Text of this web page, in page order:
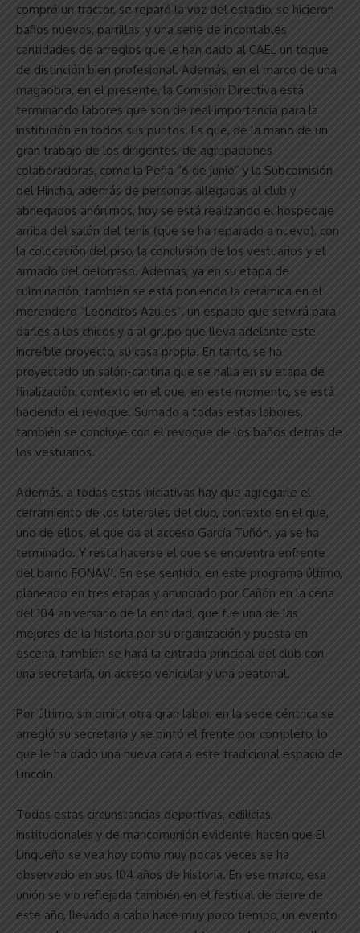
compró un tractor, se reparó la voz del estadio, se hicieron
baños nuevos, parrillas, y una serie de incontables
cantidades de arreglos que le han dado al CAEL un toque
de distinción bien profesional. Además, en el marco de una
magaobra, en el presente, la Comisión Directiva está
terminando labores que son de real importancia para la
institución en todos sus puntos. Es que, de la mano de un
gran trabajo de los dirigentes, de agrupaciones
colaboradoras, como la Peña “6 de junio” y la Subcomisión
del Hincha, además de personas allegadas al club y
abnegados anónimos, hoy se está realizando el hospedaje
arriba del salón del tenis (que se ha reparado a nuevo), con
la colocación del piso, la conclusión de los vestuarios y el
armado del cielorraso. Además, ya en su etapa de
culminación, también se está poniendo la cerámica en el
merendero “Leoncitos Azules”, un espacio que servirá para
darles a los chicos y a al grupo que lleva adelante este
increíble proyecto, su casa propia. En tanto, se ha
proyectado un salón-cantina que se halla en su etapa de
finalización, contexto en el que, en este momento, se está
haciendo el revoque. Sumado a todas estas labores,
también se concluye con el revoque de los baños detrás de
los vestuarios.
Además, a todas estas iniciativas hay que agregarle el
cerramiento de los laterales del club, contexto en el que,
uno de ellos, el que da al acceso García Tuñón, ya se ha
terminado. Y resta hacerse el que se encuentra enfrente
del barrio FONAVI. En ese sentido, en este programa último,
planeado en tres etapas y anunciado por Cañón en la cena
del 104 aniversario de la entidad, que fue una de las
mejores de la historia por su organización y puesta en
escena, también se hará la entrada principal del club con
una secretaría, un acceso vehicular y una peatonal.
Por último, sin omitir otra gran labor, en la sede céntrica se
arregló su secretaría y se pintó el frente por completo, lo
que le ha dado una nueva cara a este tradicional espacio de
Lincoln.
Todas estas circunstancias deportivas, edilicias,
institucionales y de mancomunión evidente, hacen que El
Linqueño se vea hoy como muy pocas veces se ha
observado en sus 104 años de historia. En ese marco, esa
unión se vio reflejada también en el festival de cierre de
este año, llevado a cabo hace muy poco tiempo, un evento